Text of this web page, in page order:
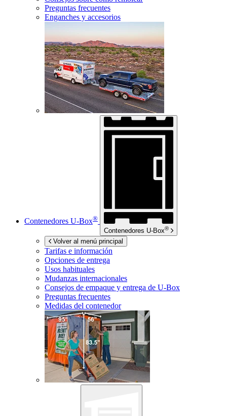
Preguntas frecuentes
Enganches y accesorios
Contenedores U-Box®
Contenedores U-Box®
Volver al menú principal
Tarifas e información
Opciones de entrega
Usos habituales
Mudanzas internacionales
Consejos de empaque y entrega de U-Box
Preguntas frecuentes
Medidas del contenedor